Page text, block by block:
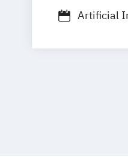
Artificial
Digitales